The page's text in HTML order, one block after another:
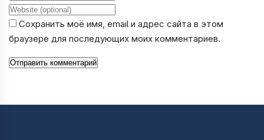
Website
Сохранить моё имя, email и адрес сайта в этом
браузере для последующих моих комментариев.
Отправить комментарий